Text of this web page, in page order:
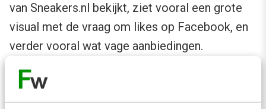
van Sneakers.nl bekijkt, ziet vooral een grote
visual met de vraag om likes op Facebook, en
verder vooral wat vage aanbiedingen.
Maak de vergelijking maar eens met een echte
schoenenwinkel van baksteen: als daar geen